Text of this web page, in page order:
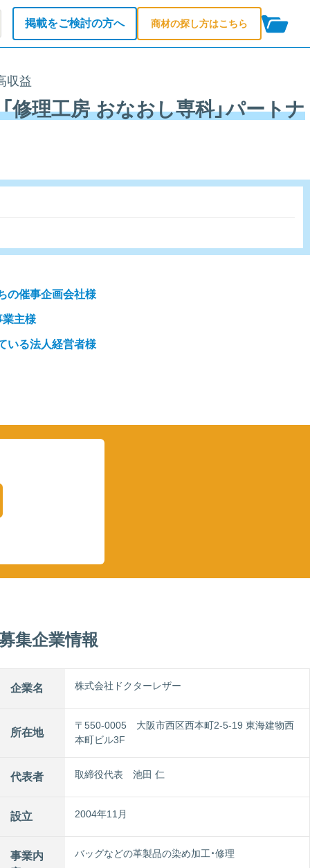
掲載をご検討の方へ 商材の探し方はこちら
収益
修理工房 おなおし専科」パートナ
の催事企画会社様
業主様
いる法人経営者様
集企業情報
企業名 株式会社ドクターレザー
所在地
〒550-0005 大阪市西区西本町2-5-19 東海建物西
本町ビル3F
代表者 取締役代表 池田 仁
設立 2004年11月
事業内
バッグなどの革製品の染め加工・修理